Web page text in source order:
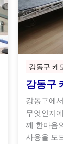
강동구 케
강동구
강동구에
무엇인지
께 한마음
사용을 도